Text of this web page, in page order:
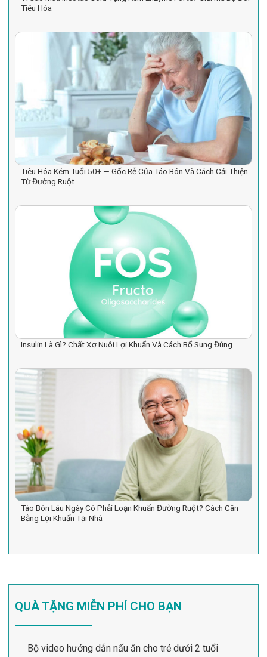
Tiêu Hóa
Tiêu Hóa Kém Tuổi 50+ — Gốc Rễ Của Táo Bón Và Cách Cải Thiện
Từ Đường Ruột
Insulin Là Gì? Chất Xơ Nuôi Lợi Khuẩn Và Cách Bổ Sung Đúng
Táo Bón Lâu Ngày Có Phải Loạn Khuẩn Đường Ruột? Cách Cân
Bằng Lợi Khuẩn Tại Nhà
QUÀ TẶNG MIỄN PHÍ CHO BẠN
Bộ video hướng dẫn nấu ăn cho trẻ dưới 2 tuổi